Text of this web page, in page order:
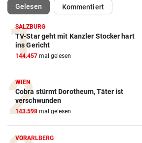
Gelesen(ausgewählt)Kommentiert
SALZBURG
TV-Star geht mit Kanzler Stocker hart
ins Gericht
144.457 mal gelesen
WIEN
Cobra stürmt Dorotheum, Täter ist
verschwunden
143.598 mal gelesen
VORARLBERG